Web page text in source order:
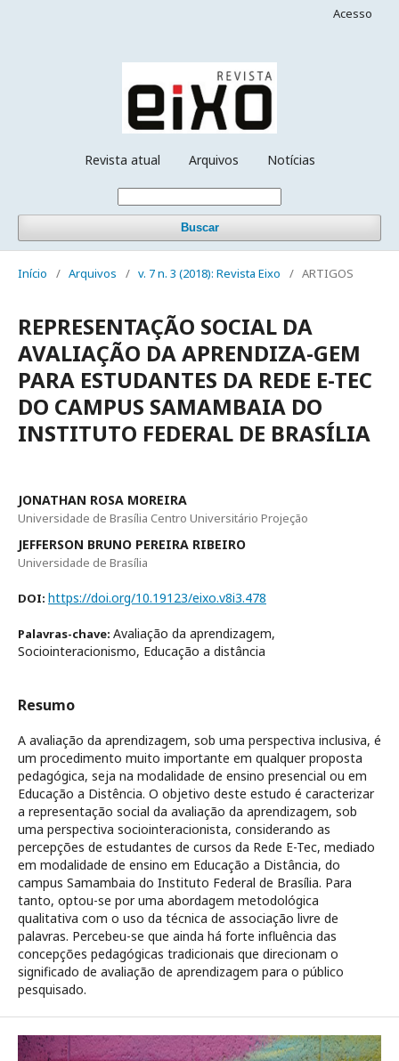
Revista atual Arquivos Notícias
Buscar
Acesso
Início / Arquivos / v. 7 n. 3 (2018): Revista Eixo / ARTIGOS
REPRESENTAÇÃO SOCIAL DA
AVALIAÇÃO DA APRENDIZA-GEM
PARA ESTUDANTES DA REDE E-TEC
DO CAMPUS SAMAMBAIA DO
INSTITUTO FEDERAL DE BRASÍLIA
JONATHAN ROSA MOREIRA
Universidade de Brasília Centro Universitário Projeção
JEFFERSON BRUNO PEREIRA RIBEIRO
Universidade de Brasília
DOI: https://doi.org/10.19123/eixo.v8i3.478
Palavras-chave: Avaliação da aprendizagem,
Sociointeracionismo, Educação a distância
Resumo
A avaliação da aprendizagem, sob uma perspectiva inclusiva, é
um procedimento muito importante em qualquer proposta
pedagógica, seja na modalidade de ensino presencial ou em
Educação a Distência. O objetivo deste estudo é caracterizar
a representação social da avaliação da aprendizagem, sob
uma perspectiva sociointeracionista, considerando as
percepções de estudantes de cursos da Rede E-Tec, mediado
em modalidade de ensino em Educação a Distância, do
campus Samambaia do Instituto Federal de Brasília. Para
tanto, optou-se por uma abordagem metodológica
qualitativa com o uso da técnica de associação livre de
palavras. Percebeu-se que ainda há forte influência das
concepções pedagógicas tradicionais que direcionam o
significado de avaliação de aprendizagem para o público
pesquisado.